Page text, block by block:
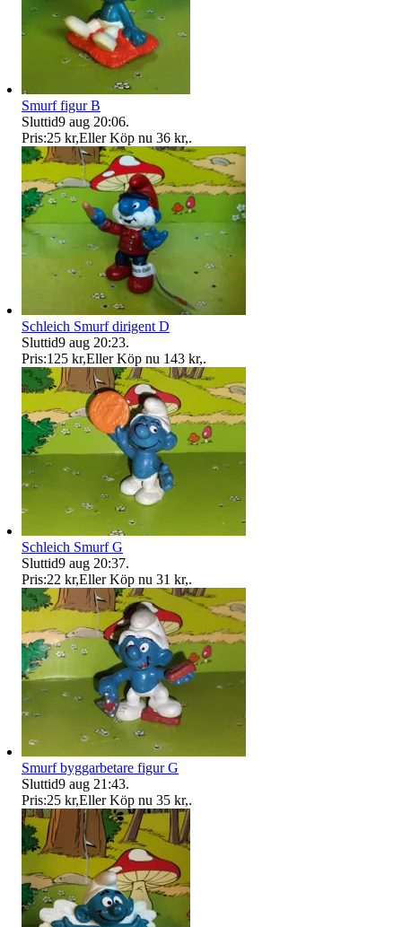
Smurf figur B
Sluttid9 aug 20:06.
Pris:25 kr,Eller Köp nu 36 kr,.
Schleich Smurf dirigent D
Sluttid9 aug 20:23.
Pris:125 kr,Eller Köp nu 143 kr,.
Schleich Smurf G
Sluttid9 aug 20:37.
Pris:22 kr,Eller Köp nu 31 kr,.
Smurf byggarbetare figur G
Sluttid9 aug 21:43.
Pris:25 kr,Eller Köp nu 35 kr,.